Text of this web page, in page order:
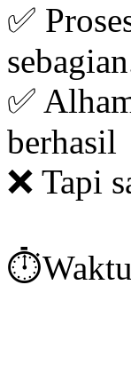
✅
✅
berhasil
❌ Tapi
⏱️Waktu